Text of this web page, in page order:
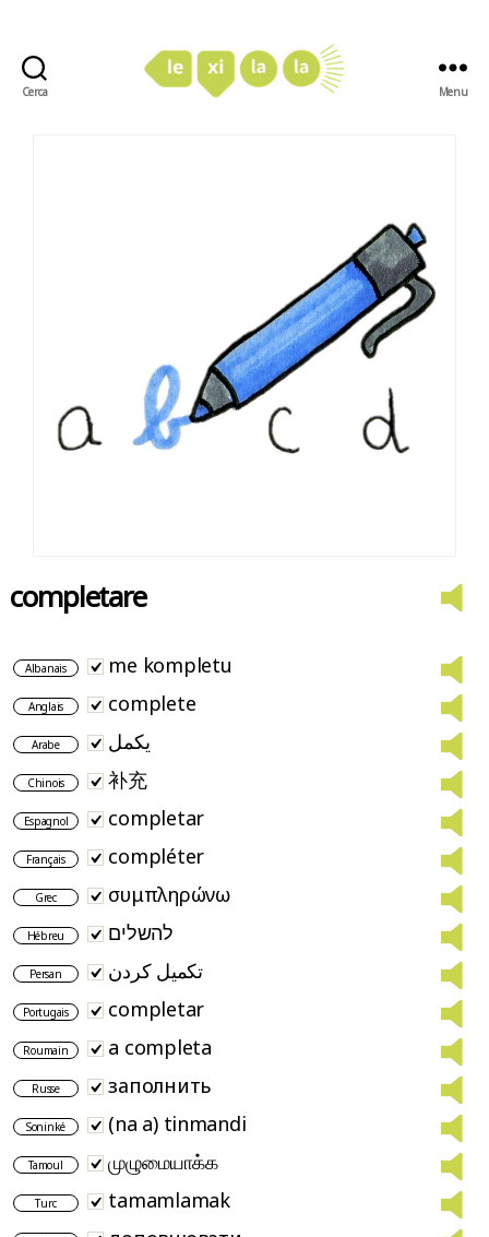
Cerca Menu
completare
Albanais me kompletu
Anglais complete
Arabe يكمل
Chinois 补充
Espagnol completar
Français compléter
Grec συμπληρώνω
Hébreu להשלים
Persan تکمیل کردن
Portugais completar
Roumain a completa
Russe заполнить
Soninké (na a) tinmandi
Tamoul முழுமையாக்க
Turc tamamlamak